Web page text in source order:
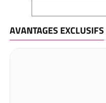
AVANTAGES EXCLUSIFS